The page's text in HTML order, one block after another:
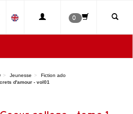
0
Jeunesse
Fiction ado
d'amour - vol01